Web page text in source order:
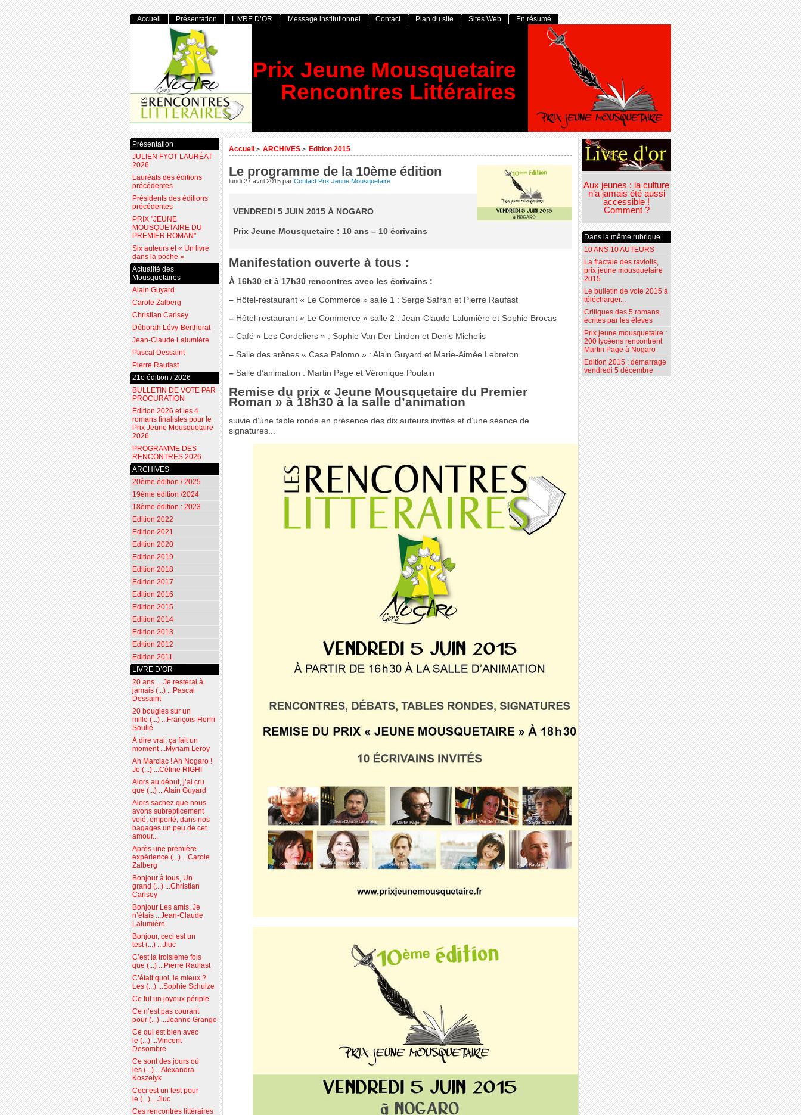
Prix Jeune Mousquetaire
Rencontres Littéraires
Accueil > ARCHIVES > Edition 2015
Le programme de la 10ème édition
lundi 27 avril 2015 par Contact Prix Jeune Mousquetaire
VENDREDI 5 JUIN 2015 À NOGARO
Prix Jeune Mousquetaire : 10 ans – 10 écrivains
Manifestation ouverte à tous :
À 16h30 et à 17h30 rencontres avec les écrivains :
–Hôtel-restaurant « Le Commerce » salle 1 : Serge Safran et Pierre Raufast
–Hôtel-restaurant « Le Commerce » salle 2 : Jean-Claude Lalumière et Sophie Brocas
–Café « Les Cordeliers » : Sophie Van Der Linden et Denis Michelis
–Salle des arènes « Casa Palomo » : Alain Guyard et Marie-Aimée Lebreton
–Salle d’animation : Martin Page et Véronique Poulain
Remise du prix « Jeune Mousquetaire du Premier
Roman » à 18h30 à la salle d’animation
suivie d’une table ronde en présence des dix auteurs invités et d’une séance de
signatures...
Aux jeunes : la culture
n’a jamais été aussi
accessible !
Comment ?
Dans la même rubrique
10 ANS 10 AUTEURS
La fractale des raviolis,
prix jeune mousquetaire
2015
Le bulletin de vote 2015 à
télécharger...
Critiques des 5 romans,
écrites par les élèves
Prix jeune mousquetaire :
200 lycéens rencontrent
Martin Page à Nogaro
Edition 2015 : démarrage
vendredi 5 décembre
Accueil Présentation LIVRE D’OR Message institutionnel Contact Plan du site Sites Web En résumé
Présentation
JULIEN FYOT LAURÉAT
2026
Lauréats des éditions
précédentes
Présidents des éditions
précédentes
PRIX "JEUNE
MOUSQUETAIRE DU
PREMIER ROMAN"
Six auteurs et « Un livre
dans la poche »
Actualité des
Mousquetaires
Alain Guyard
Carole Zalberg
Christian Carisey
Déborah Lévy-Bertherat
Jean-Claude Lalumière
Pascal Dessaint
Pierre Raufast
21e édition / 2026
BULLETIN DE VOTE PAR
PROCURATION
Edition 2026 et les 4
romans finalistes pour le
Prix Jeune Mousquetaire
2026
PROGRAMME DES
RENCONTRES 2026
ARCHIVES
20ème édition / 2025
19ème édition /2024
18ème édition : 2023
Edition 2022
Edition 2021
Edition 2020
Edition 2019
Edition 2018
Edition 2017
Edition 2016
Edition 2015
Edition 2014
Edition 2013
Edition 2012
Edition 2011
LIVRE D’OR
20 ans… Je resterai à
jamais (...) ...Pascal
Dessaint
20 bougies sur un
mille (...) ...François-Henri
Soulié
À dire vrai, ça fait un
moment ...Myriam Leroy
Ah Marciac ! Ah Nogaro !
Je (...) ...Céline RIGHI
Alors au début, j’ai cru
que (...) ...Alain Guyard
Alors sachez que nous
avons subrepticement
volé, emporté, dans nos
bagages un peu de cet
amour...
Après une première
expérience (...) ...Carole
Zalberg
Bonjour à tous, Un
grand (...) ...Christian
Carisey
Bonjour Les amis, Je
n’étais ...Jean-Claude
Lalumière
Bonjour, ceci est un
test (...) ...Jluc
C’est la troisième fois
que (...) ...Pierre Raufast
C’était quoi, le mieux ?
Les (...) ...Sophie Schulze
Ce fut un joyeux périple
Ce n’est pas courant
pour (...) ...Jeanne Grange
Ce qui est bien avec
le (...) ...Vincent
Desombre
Ce sont des jours où
les (...) ...Alexandra
Koszelyk
Ceci est un test pour
le (...) ...Jluc
Ces rencontres littéraires